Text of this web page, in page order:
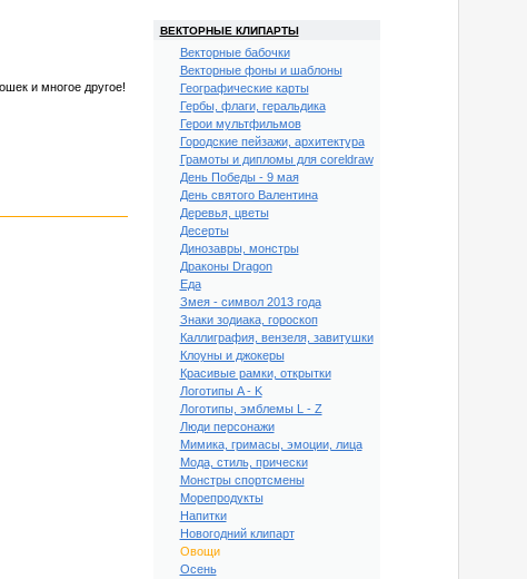
и многое другое!
ВЕКТОРНЫЕ КЛИПАРТЫ
Векторные бабочки
Векторные фоны и шаблоны
Географические карты
Гербы, флаги, геральдика
Герои мультфильмов
Городские пейзажи, архитектура
Грамоты и дипломы для coreldraw
День Победы - 9 мая
День святого Валентина
Деревья, цветы
Десерты
Динозавры, монстры
Драконы Dragon
Еда
Змея - символ 2013 года
Знаки зодиака, гороскоп
Каллиграфия, вензеля, завитушки
Клоуны и джокеры
Красивые рамки, открытки
Логотипы A - K
Логотипы, эмблемы L - Z
Люди персонажи
Мимика, гримасы, эмоции, лица
Мода, стиль, прически
Монстры спортсмены
Морепродукты
Напитки
Новогодний клипарт
Овощи
Осень